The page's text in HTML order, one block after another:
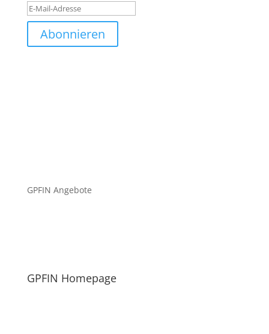
Abonnieren
GPFIN Angebote
GPFIN Homepage